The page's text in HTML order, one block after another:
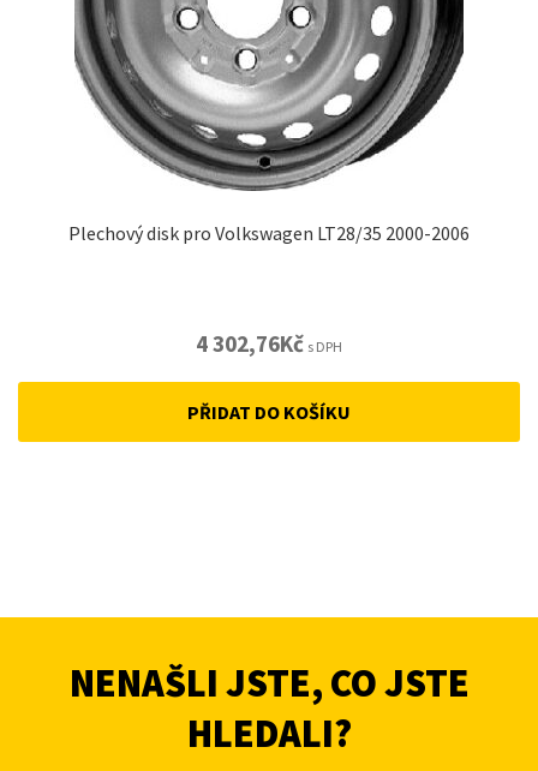
Plechový disk pro Volkswagen LT28/35 2000-2006
4 302,76Kč s DPH
PŘIDAT DO KOŠÍKU
NENAŠLI JSTE, CO JSTE
HLEDALI?